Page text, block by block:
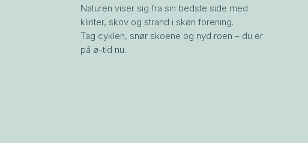
Naturen viser sig fra sin bedste side med
klinter, skov og strand i skøn forening.
Tag cyklen, snør skoene og nyd roen – du er
på ø-tid nu.